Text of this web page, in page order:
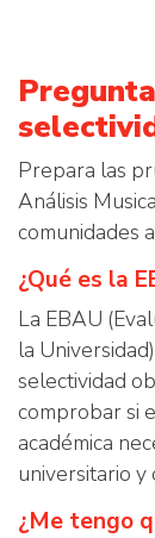
Prepara las
Análisis
comunidades
¿Qué es la
La EBAU
la
selectividad
comprobar si
académica
universitario y
¿Me tengo